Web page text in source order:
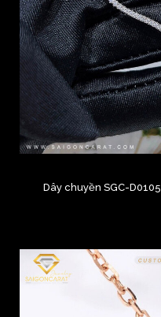
Dây chuyền SGC-D0105